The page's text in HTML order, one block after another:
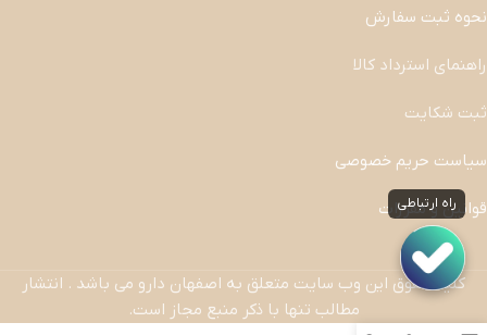
نحوه ثبت سفارش
راهنمای استرداد کالا
ثبت شکایت
سیاست حریم خصوصی
قوانین و مقررات
کلیه حقوق این وب سایت متعلق به اصفهان دارو می باشد . انتشار
مطالب تنها با ذکر منبع مجاز است.
راه ارتباطی